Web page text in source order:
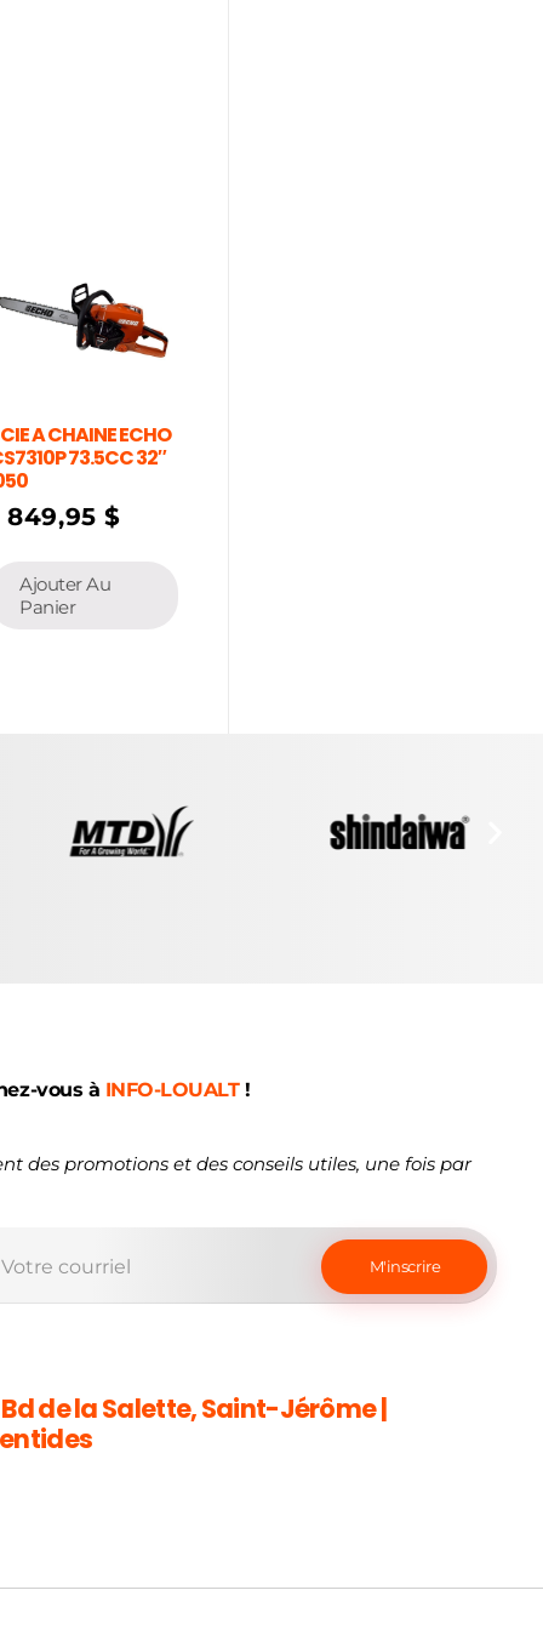
A CHAINE ECHO
73.5CC 32″
849,95$
Ajouter Au
Panier
vous à INFO-LOUALT !
des promotions et des conseils utiles, une fois par
de la Salette, Saint-Jérôme |